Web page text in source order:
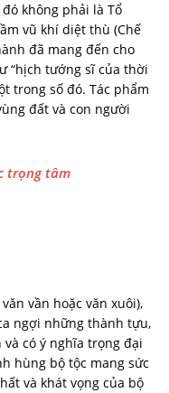
không phải là Tổ
vũ khí diệt thù (Chế
đã mang đến cho
“hịch tướng sĩ của thời
trong số đó. Tác phẩm
đất và con người
trọng tâm
vần hoặc văn xuôi),
ngợi những thành tựu,
có ý nghĩa trọng đại
hùng bộ tộc mang sức
và khát vọng của bộ